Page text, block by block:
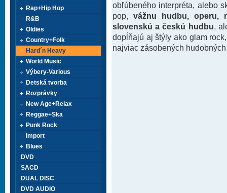
obľúbeného interpréta, alebo
pop, vážnu hudbu, operu,
slovenskú a českú hudbu ,
dopĺňajú aj štýly ako glam
najviac zásobených
Rap+Hip Hop
R&B
Oldies
Country+Folk
Hard´n Heavy
World Music
Výbery-Various
Detská tvorba
Rozprávky
New Age+Relax
Reggae+Ska
Punk Rock
Import
Blues
DVD
SACD
DUAL DISC
DVD AUDIO